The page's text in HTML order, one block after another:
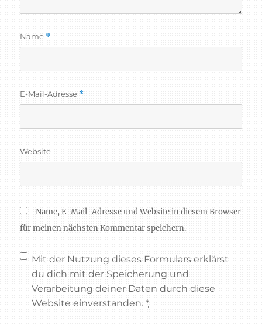
Name *
E-Mail-Adresse *
Website
Name, E-Mail-Adresse und Website in diesem Browser
für meinen nächsten Kommentar speichern.
Mit der Nutzung dieses Formulars erklärst
du dich mit der Speicherung und
Verarbeitung deiner Daten durch diese
Website einverstanden.*